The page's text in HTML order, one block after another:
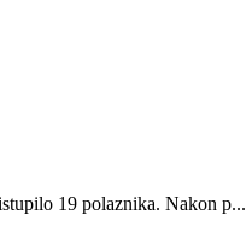
19 polaznika. Nakon p...